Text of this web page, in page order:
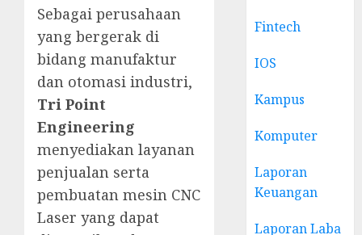
Sebagai perusahaan
yang bergerak di
bidang manufaktur
dan otomasi industri,
Tri Point
Engineering
menyediakan layanan
penjualan serta
pembuatan mesin CNC
Laser yang dapat
Fintech
IOS
Kampus
Komputer
Laporan
Keuangan
Laporan Laba